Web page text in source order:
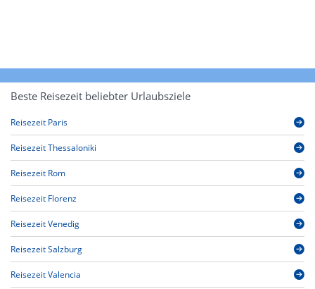
Beste Reisezeit beliebter Urlaubsziele
Reisezeit Paris
Reisezeit Thessaloniki
Reisezeit Rom
Reisezeit Florenz
Reisezeit Venedig
Reisezeit Salzburg
Reisezeit Valencia